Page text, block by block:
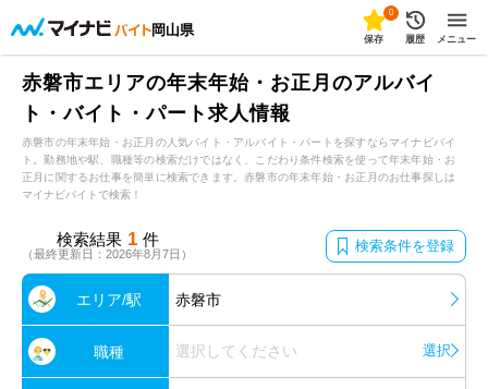
岡山県
0
保存 履歴 メニュー
赤磐市エリアの年末年始・お正月のアルバイ
ト・バイト・パート求人情報
赤磐市の年末年始・お正月の人気バイト・アルバイト・パートを探すならマイナビバイ
ト。勤務地や駅、職種等の検索だけではなく、こだわり条件検索を使って年末年始・お
正月に関するお仕事を簡単に検索できます。赤磐市の年末年始・お正月のお仕事探しは
マイナビバイトで検索！
検索結果 1 件
（最終更新日：2026年8月7日） 検索条件を登録
エリア/駅 赤磐市
職種 選択してください 選択